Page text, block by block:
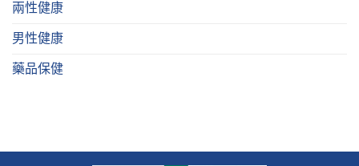
兩性健康
男性健康
藥品保健